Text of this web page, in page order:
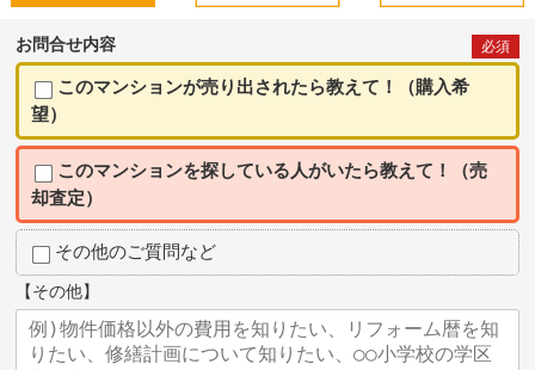
お問合せ内容 必須
このマンションが売り出されたら教えて！（購入希
望）
このマンションを探している人がいたら教えて！（売
却査定）
その他のご質問など
【その他】